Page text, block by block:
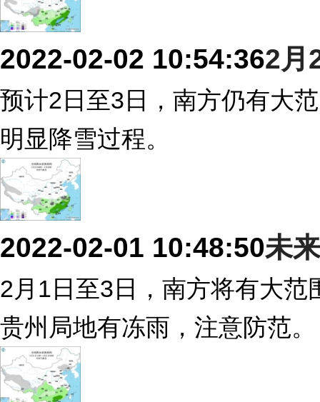
2022-02-02 10:54:362月
预计2日至3日，南方仍有大
明显降雪过程。
2022-02-01 10:48:50未
2月1日至3日，南方将有大
贵州局地有冻雨，注意防范。